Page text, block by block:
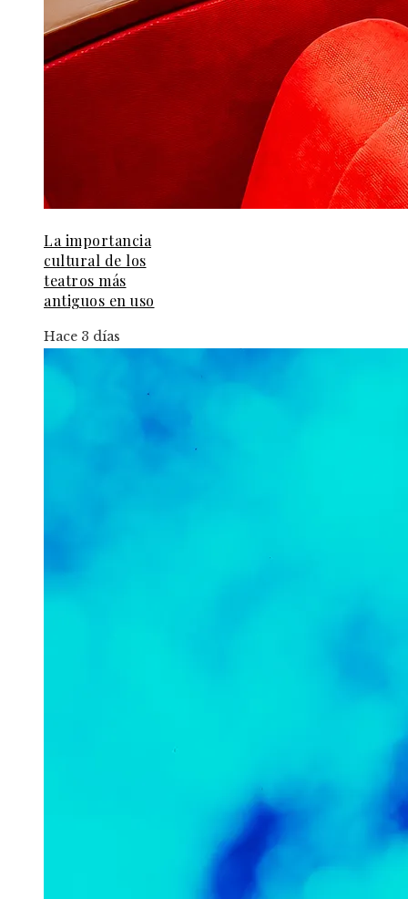
La importancia
cultural de los
teatros más
antiguos en uso
Hace 3 días